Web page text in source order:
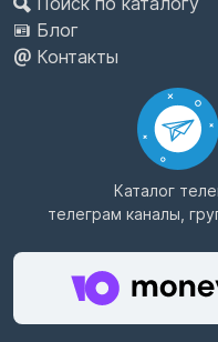
Блог
Контакты
Каталог
телеграм каналы,